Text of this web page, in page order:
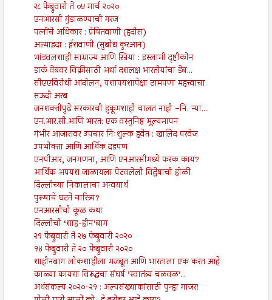
२८ फेब्रुवारी ते ०५ मार्च २०२०
एनआरसी गुंडाळण्याची गरज
पत्नींचे अधिकार : प्रेषितवाणी (हदीस)
अल्माइदा : ईशवाणी (सुबोध कुरआन)
भांडवलशाही साम्राज्य आणि स्त्रिया : इस्लामी दृष्टीकोन
डार्क वेबवर विक्रीसाठी अर्धा दशलक्ष भारतीयांचा डेब...
सीएएविरोधी आंदोलन, यशापयशापेक्षा ठामपणा महत्त्वाचा
सऊदी अरब
जनशक्तीपुढे सरकारची हुकूमशाही चालत नाही –नि. न्या....
एन.आर.सी.आणि भारत: एक वस्तुनिष्ठ मूल्यमापन
गंभीर आजारावर उपचार निःशुल्क हवेत : खालिद परवेज
उपभोक्ता आणि आर्थिक दडपण
एनपीआर, जनगणना, आणि एनआरसीमध्ये फरक काय?
आर्थिक अपयश जाळायला पेटवलेली विद्वेषाची होळी
दिल्लीच्या निकालाचा अन्वयार्थ
पुरूषांचे घटते चारित्र्य?
एनआरसीची कूळ कथा
दिल्लीची ‘शाह-हीन’बाग
२१ फेब्रुवारी ते २७ फेब्रुवारी २०२०
१४ फेब्रुवारी ते २० फेब्रुवारी २०२०
शाहीनबाग लोकशाहीला मजबूत आणि भारताला एक करत आहे
काळ्या कायद्या विरूद्धचा संघर्ष ’स्वातंत्र्य चळवळ’...
अर्थसंकल्प २०२०-२१ : अल्पसंख्याकांसाठी पुन्हा गाजर!